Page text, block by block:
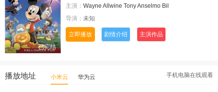
已完结
主演： Wayne Allwine Tony Anselmo Bil
导演： 未知
立即播放 剧情介绍 主演作品
手机电脑在线观看
播放地址 小米云 华为云